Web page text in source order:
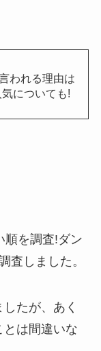
われる理由は
についても!
順を調査!ダン
査しました。
たが、あく
とは間違いな